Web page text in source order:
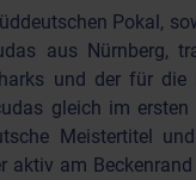
Pokal,
aus Nürnberg,
und der für die
gleich im
Meistertitel
aktiv am